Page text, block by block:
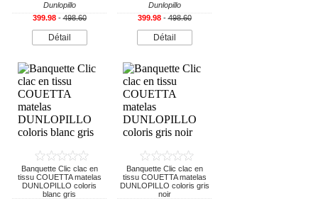
Dunlopillo
399.98-498.60
Détail
Dunlopillo
399.98-498.60
Détail
Banquette Clic clac en
tissu COUETTA matelas
DUNLOPILLO coloris
blanc gris
Banquette Clic clac en
tissu COUETTA matelas
DUNLOPILLO coloris gris
noir